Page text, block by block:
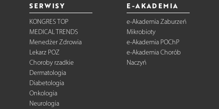
SERWISY
KONGRES TOP
MEDICAL TRENDS
Menedżer Zdrowia
Lekarz POZ
Choroby rzadkie
Dermatologia
Diabetologia
Onkologia
Neurologia
E-AKADEMIA
e-Akademia Zaburzeń
Mikrobioty
e-Akademia POChP
e-Akademia Chorób
Naczyń